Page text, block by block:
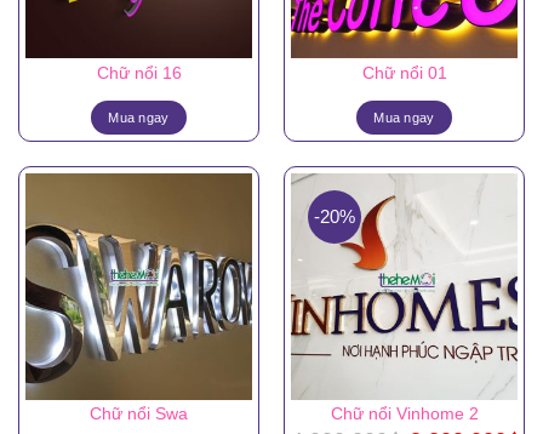
Chữ nổi 16
Mua ngay
Chữ nổi 01
Mua ngay
Chữ nổi Swa
-20%
Chữ nổi Vinhome 2